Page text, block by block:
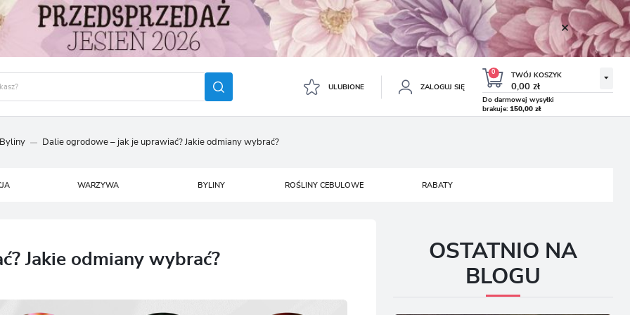
ULUBIONE ZALOGUJ SIĘ
0 TWÓJ KOSZYK
0,00 zł
Do darmowej wysyłki
brakuje: 150,00 zł
Byliny Dalie ogrodowe – jak je uprawiać? Jakie odmiany wybrać?
WARZYWA BYLINY ROŚLINY CEBULOWE RABATY
Jakie odmiany wybrać?
OSTATNIO NA
BLOGU